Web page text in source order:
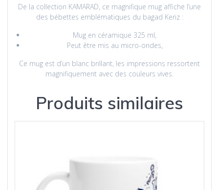
De la collection KAMARAD, ce magnifique mug affiche l’une
des bébettes emblématiques du bagad Keriz :
Mug en céramique 325 ml,
Peut être mis au micro-ondes,
Ce mug est d’un blanc brillant, les impressions ressortent
magnifiquement avec des couleurs vives.
Produits similaires